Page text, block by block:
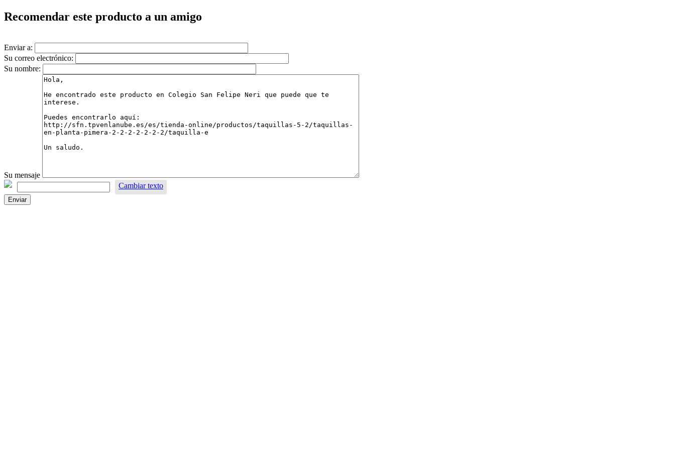
Recomendar este producto a un amigo
Enviar a:
Su correo electrónico:
Su nombre:
Su mensaje
Cambiar texto